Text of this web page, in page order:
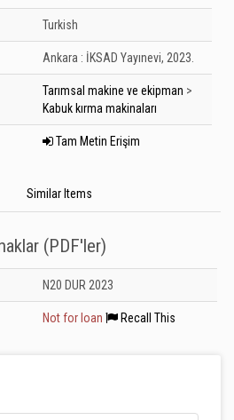
Turkish
Ankara : İKSAD Yayınevi, 2023.
Tarımsal makine ve ekipman >
Kabuk kırma makinaları
Tam Metin Erişim
Similar Items
(PDF'ler)
Kaynaklar (PDF&#039;ler): Unknown
N20 DUR 2023
Not for loan Recall This